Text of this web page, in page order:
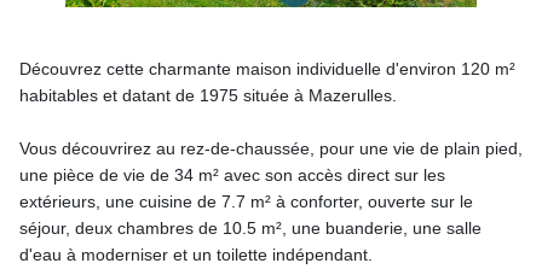
Découvrez cette charmante maison individuelle d'environ 120 m²
habitables et datant de 1975 située à Mazerulles.
Vous découvrirez au rez-de-chaussée, pour une vie de plain pied,
une pièce de vie de 34 m² avec son accès direct sur les
extérieurs, une cuisine de 7.7 m² à conforter, ouverte sur le
séjour, deux chambres de 10.5 m², une buanderie, une salle
d'eau à moderniser et un toilette indépendant.